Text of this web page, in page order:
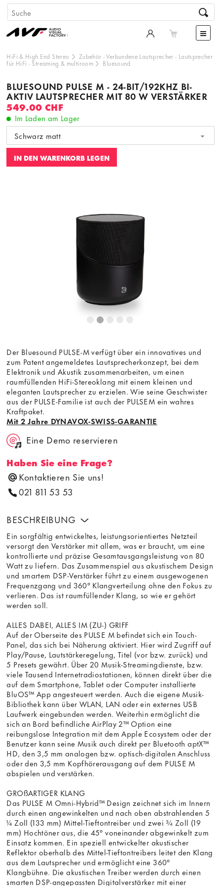
HiFi & High End Stereo Zubehör -Verbundene Lautsprecher - Lautsprecher
für HiFi - Streaming & multiroom Bluesound
BLUESOUND PULSE M - 24-BIT/192KHZ BI-
AKTIV LAUTSPRECHER MIT 80 W VERSTÄRKER
549.00 CHF
Im Laden am Lager
Schwarz matt
IN DEN WARENKORB LEGEN
Dieser Inhalt wird von einer dritten Partei gehostet. Durch
die Anzeige des externen Inhalts akzeptieren Sie die
Bedingungenvon youtube.com.
Video laden Frag nicht mehr
Der Bluesound PULSE-M verfügt über ein innovatives und
zum Patent angemeldetes Lautsprecherkonzept, bei dem
Elektronik und Akustik zusammenarbeiten, um einen
raumfüllenden HiFi-Stereoklang mit einem kleinen und
eleganten Lautsprecher zu erzielen. Wie seine Geschwister
aus der PULSE-Familie ist auch der PULSEM ein wahres
Kraftpaket.
Mit 2 Jahre DYNAVOX-SWISS-GARANTIE
Eine Demo reservieren
Haben Sie eine Frage?
Kontaktieren Sie uns!
021 811 53 53
BESCHREIBUNG
Ein sorgfältig entwickeltes, leistungsorientiertes Netzteil
versorgt den Verstärker mit allem, was er braucht, um eine
kontrollierte und präzise Gesamtausgangsleistung von 80
Watt zu liefern. Das Zusammenspiel aus akustischem Design
und smartem DSP-Verstärker führt zu einem ausgewogenen
Frequenzgang und 360° Klangverteilung ohne den Fokus zu
verlieren. Das ist raumfüllender Klang, so wie er gehört
werden soll.
ALLES DABEI, ALLES IM (ZU-) GRIFF
Auf der Oberseite des PULSE M befindet sich ein Touch-
Panel, das sich bei Näherung aktiviert. Hier wird Zugriff auf
Play/Pause, Lautstärkeregelung, Titel (vor bzw. zurück) und
5 Presets gewährt. Über 20 Musik-Streamingdienste, bzw.
viele Tausend Internetradiostationen, können direkt über die
auf dem Smartphone, Tablet oder Computer installierte
BluOS™ App angesteuert werden. Auch die eigene Musik-
Bibliothek kann über WLAN, LAN oder ein externes USB
Laufwerk eingebunden werden. Weiterhin ermöglicht die
sich an Bord befindliche AirPlay 2™ Option eine
reibungslose Integration mit dem Apple Ecosystem oder der
Benutzer kann seine Musik auch direkt per Bluetooth aptX™
HD, den 3,5 mm analogen bzw. optisch-digitalen Anschluss
oder den 3,5 mm Kopfhörerausgang auf dem PULSE M
abspielen und verstärken.
GROßARTIGER KLANG
Das PULSE M Omni-Hybrid™ Design zeichnet sich im Innern
durch einen angewinkelten und nach oben abstrahlenden 5
¼ Zoll (133 mm) Mittel-Tieftontreiber und zwei ¾ Zoll (19
mm) Hochtöner aus, die 45° voneinander abgewinkelt zum
Einsatz kommen. Ein speziell entwickelter akustischer
Reflektor oberhalb des Mittel-Tieftontreibers leitet den Klang
aus dem Lautsprecher und ermöglicht eine 360°
Klangbühne. Die akustischen Treiber werden durch einen
smarten DSP-angepassten Digitalverstärker mit einer